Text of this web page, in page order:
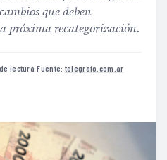
que deben
próxima recategorización.
lectura·Fuente: telegrafo.com.ar